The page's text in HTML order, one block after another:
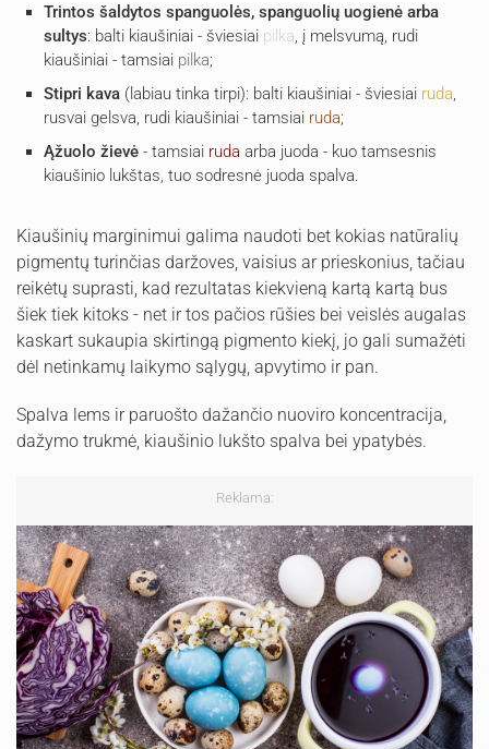
Trintos šaldytos spanguolės, spanguolių uogienė arba
sultys: balti kiaušiniai - šviesiai pilka, į melsvumą, rudi
kiaušiniai - tamsiai pilka;
Stipri kava (labiau tinka tirpi): balti kiaušiniai - šviesiai ruda,
rusvai gelsva, rudi kiaušiniai - tamsiai ruda;
Ąžuolo žievė - tamsiai ruda arba juoda - kuo tamsesnis
kiaušinio lukštas, tuo sodresnė juoda spalva.
Kiaušinių marginimui galima naudoti bet kokias natūralių
pigmentų turinčias daržoves, vaisius ar prieskonius, tačiau
reikėtų suprasti, kad rezultatas kiekvieną kartą kartą bus
šiek tiek kitoks - net ir tos pačios rūšies bei veislės augalas
kaskart sukaupia skirtingą pigmento kiekį, jo gali sumažėti
dėl netinkamų laikymo sąlygų, apvytimo ir pan.
Spalva lems ir paruošto dažančio nuoviro koncentracija,
dažymo trukmė, kiaušinio lukšto spalva bei ypatybės.
Reklama: